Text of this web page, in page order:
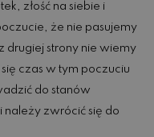
złość na siebie i
że nie pasujemy
drugiej strony nie wiemy
czas w tym poczuciu
do stanów
należy zwrócić się do